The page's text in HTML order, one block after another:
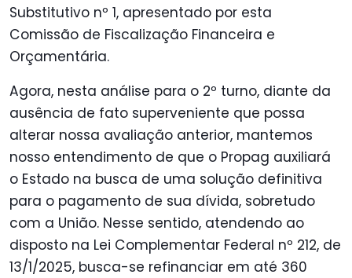
Substitutivo nº 1, apresentado por esta
Comissão de Fiscalização Financeira e
Orçamentária.
Agora, nesta análise para o 2º turno, diante da
ausência de fato superveniente que possa
alterar nossa avaliação anterior, mantemos
nosso entendimento de que o Propag auxiliará
o Estado na busca de uma solução definitiva
para o pagamento de sua dívida, sobretudo
com a União. Nesse sentido, atendendo ao
disposto na Lei Complementar Federal nº 212, de
13/1/2025, busca-se refinanciar em até 360